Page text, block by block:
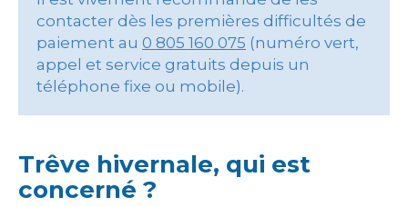
contacter dès les premières difficultés de
paiement au 0 805 160 075 (numéro vert,
appel et service gratuits depuis un
téléphone fixe ou mobile).
Trêve hivernale, qui est
concerné ?